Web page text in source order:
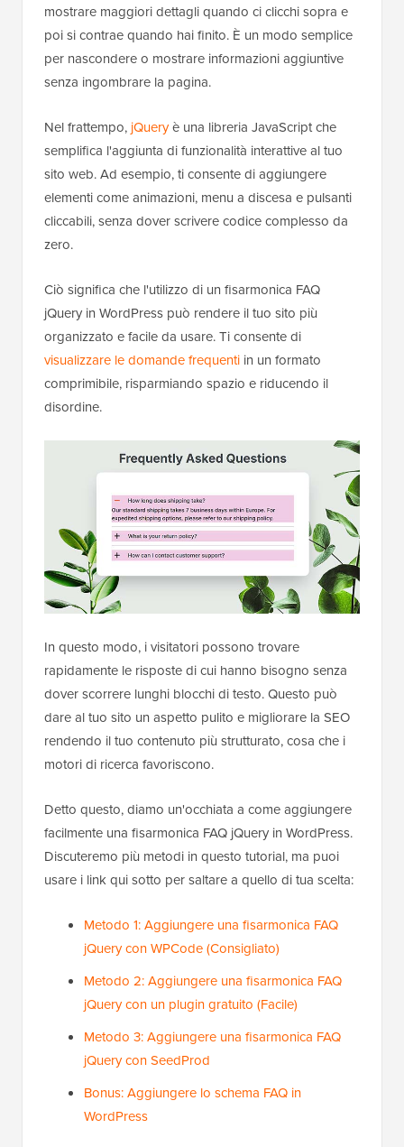
mostrare maggiori dettagli quando ci clicchi sopra e
poi si contrae quando hai finito. È un modo semplice
per nascondere o mostrare informazioni aggiuntive
senza ingombrare la pagina.
Nel frattempo, jQueryè una libreria JavaScript che
semplifica l'aggiunta di funzionalità interattive al tuo
sito web. Ad esempio, ti consente di aggiungere
elementi come animazioni, menu a discesa e pulsanti
cliccabili, senza dover scrivere codice complesso da
zero.
Ciò significa che l'utilizzo di un fisarmonica FAQ
jQuery in WordPress può rendere il tuo sito più
organizzato e facile da usare. Ti consente di
visualizzare le domande frequenti in un formato
comprimibile, risparmiando spazio e riducendo il
disordine.
In questo modo, i visitatori possono trovare
rapidamente le risposte di cui hanno bisogno senza
dover scorrere lunghi blocchi di testo. Questo può
dare al tuo sito un aspetto pulito e migliorare la SEO
rendendo il tuo contenuto più strutturato, cosa che i
motori di ricerca favoriscono.
Detto questo, diamo un'occhiata a come aggiungere
facilmente una fisarmonica FAQ jQuery in WordPress.
Discuteremo più metodi in questo tutorial, ma puoi
usare i link qui sotto per saltare a quello di tua scelta:
Metodo 1: Aggiungere una fisarmonica FAQ
jQuery con WPCode (Consigliato)
Metodo 2: Aggiungere una fisarmonica FAQ
jQuery con un plugin gratuito (Facile)
Metodo 3: Aggiungere una fisarmonica FAQ
jQuery con SeedProd
Bonus: Aggiungere lo schema FAQ in
WordPress